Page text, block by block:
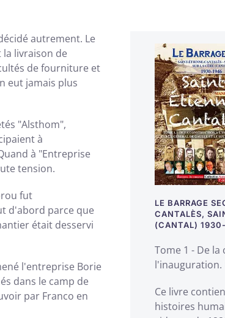
autrement. Le
livraison de
de fourniture et
eut jamais plus
"Alsthom",
à
à "Entreprise
tension.
fut
d'abord parce que
était desservi
l'entreprise Borie
dans le camp de
par Franco en
LE BARRAGE
CANTALÈS,
(CANTAL)
Tome 1 - De
l'inauguration.
Ce livre
histoires